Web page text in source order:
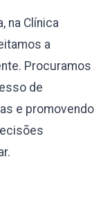
na Clínica
a
Procuramos
de
e promovendo